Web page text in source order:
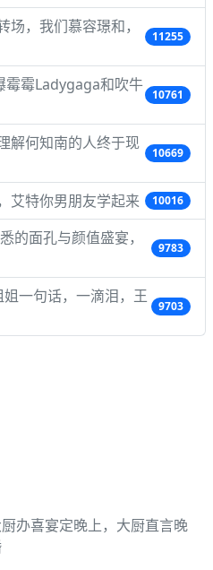
场，我们慕容璟和，
11255
霉霉Ladygaga和吹牛
10761
解何知南的人终于现
10669
艾特你男朋友学起来 10016
的面孔与颜值盛宴，
9783
一句话，一滴泪，王
9703
办喜宴定晚上，大厨直言晚